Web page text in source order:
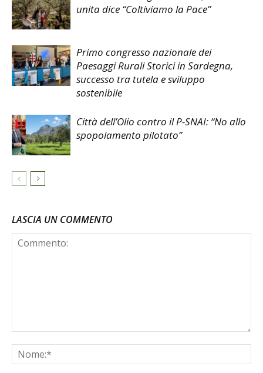
unita dice “Coltiviamo la Pace”
Primo congresso nazionale dei
Paesaggi Rurali Storici in Sardegna,
successo tra tutela e sviluppo
sostenibile
Città dell’Olio contro il P-SNAI: “No allo
spopolamento pilotato”
LASCIA UN COMMENTO